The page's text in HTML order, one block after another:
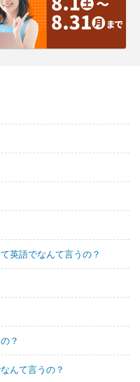
英語でなんて言うの？
？
んて言うの？